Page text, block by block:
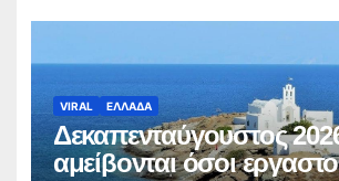
VIRAL ΕΛΛΑΔΑ
Δεκαπενταύγουστος
αμείβονται όσοι